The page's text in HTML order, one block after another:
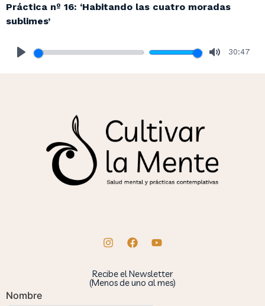
Práctica nº 16: ‘Habitando las cuatro moradas
sublimes’
30:47
Recibe el Newsletter
(Menos de uno al mes)
Nombre